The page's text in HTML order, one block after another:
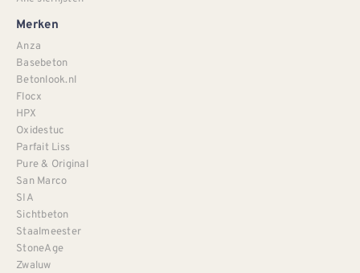
Merken
Anza
Basebeton
Betonlook.nl
Flocx
HPX
Oxidestuc
Parfait Liss
Pure & Original
San Marco
SIA
Sichtbeton
Staalmeester
StoneAge
Zwaluw